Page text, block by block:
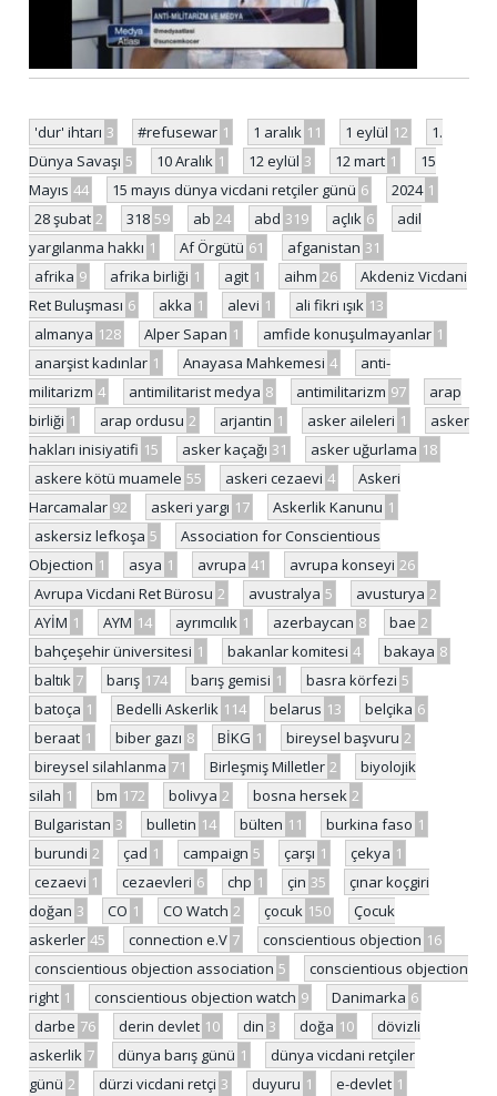
'dur' ihtarı 3 #refusewar 1 1 aralık 11 1 eylül 12
1.
Dünya Savaşı 5 10 Aralık 1 12 eylül 3 12 mart 1
15
Mayıs 44 15 mayıs dünya vicdani retçiler günü 6 2024 1
28 şubat 2 318 59 ab 24 abd 319 açlık 6
adil
yargılanma hakkı 1 Af Örgütü 61 afganistan 31
afrika 9 afrika birliği 1 agit 1 aihm 26
Akdeniz Vicdani
Ret Buluşması 6 akka 1 alevi 1 ali fikri ışık 13
almanya 128 Alper Sapan 1 amfide konuşulmayanlar 1
anarşist kadınlar 1 Anayasa Mahkemesi 4
anti-
militarizm 4 antimilitarist medya 8 antimilitarizm 97
arap
birliği 1 arap ordusu 2 arjantin 1 asker aileleri 1
asker
hakları inisiyatifi 15 asker kaçağı 31 asker uğurlama 18
askere kötü muamele 55 askeri cezaevi 4
Askeri
Harcamalar 92 askeri yargı 17 Askerlik Kanunu 1
askersiz lefkoşa 5
Association for Conscientious
Objection 1 asya 1 avrupa 41 avrupa konseyi 26
Avrupa Vicdani Ret Bürosu 2 avustralya 5 avusturya 2
AYİM 1 AYM 14 ayrımcılık 1 azerbaycan 8 bae 2
bahçeşehir üniversitesi 1 bakanlar komitesi 4 bakaya 8
baltık 7 barış 174 barış gemisi 1 basra körfezi 5
batoça 1 Bedelli Askerlik 114 belarus 13 belçika 6
beraat 1 biber gazı 8 BİKG 1 bireysel başvuru 2
bireysel silahlanma 71 Birleşmiş Milletler 2
biyolojik
silah 1 bm 172 bolivya 2 bosna hersek 2
Bulgaristan 3 bulletin 14 bülten 11 burkina faso 1
burundi 2 çad 1 campaign 5 çarşı 1 çekya 1
cezaevi 1 cezaevleri 6 chp 1 çin 35
çınar koçgiri
doğan 3 CO 1 CO Watch 2 çocuk 150
Çocuk
askerler 45 connection e.V 7 conscientious objection 16
conscientious objection association 5
conscientious objection
right 1 conscientious objection watch 9 Danimarka 6
darbe 76 derin devlet 10 din 3 doğa 10
dövizli
askerlik 7 dünya barış günü 1
dünya vicdani retçiler
günü 2 dürzi vicdani retçi 3 duyuru 1 e-devlet 1